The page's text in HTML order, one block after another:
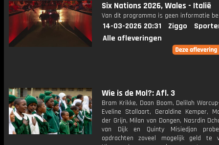
Six Nations 2026, Wales - Italië
Van dit programma is geen informatie
14-03-2026 20:31 Ziggo
Alle afleveringen
Wie is de Mol?: Afl. 3
Bram Krikke, Daan Boom, Delilah
Eveline Stallaart, Geraldine Kemper,
der Grijn, Milan van Dongen, Nasrdin
van Dijk en Quinty Misiedjan
opdrachten zoveel mogelijk geld te